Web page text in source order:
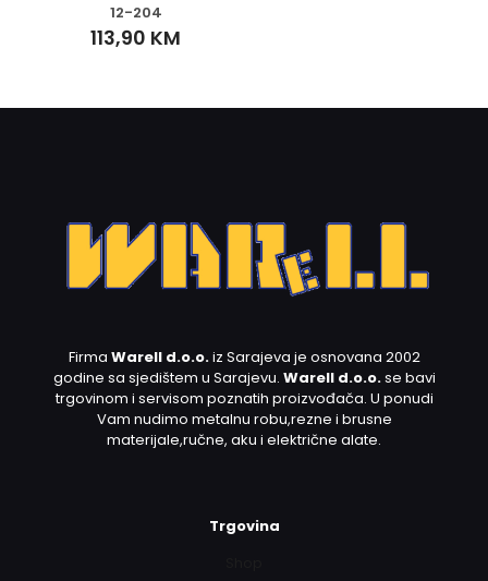
12-204
113,90 KM
Firma Warell d.o.o.iz Sarajeva je osnovana 2002
godine sa sjedištem u Sarajevu. Warell d.o.o.se bavi
trgovinom i servisom poznatih proizvođača. U ponudi
Vam nudimo metalnu robu,rezne i brusne
materijale,ručne, aku i električne alate.
Trgovina